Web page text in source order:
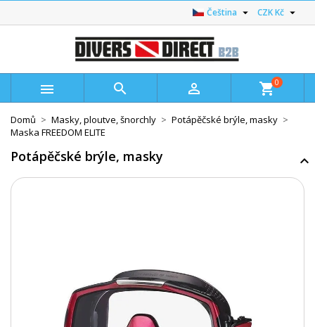
CZK Kč 
Čeština 
   shopping_cart0
Domů Masky, ploutve, šnorchly
Potápěčské brýle, masky
Maska FREEDOM ELITE
Potápěčské brýle, masky